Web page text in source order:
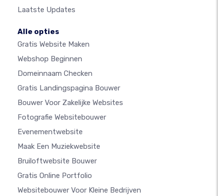
Laatste Updates
Alle opties
Gratis Website Maken
Webshop Beginnen
Domeinnaam Checken
Gratis Landingspagina Bouwer
Bouwer Voor Zakelijke Websites
Fotografie Websitebouwer
Evenementwebsite
Maak Een Muziekwebsite
Bruiloftwebsite Bouwer
Gratis Online Portfolio
Websitebouwer Voor Kleine Bedrijven